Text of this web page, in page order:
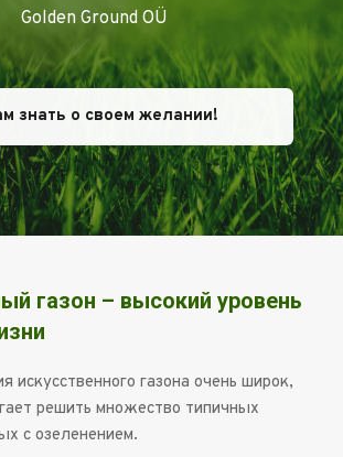
Golden Ground OÜ
знать о своем желании!
газон – высокий уровень
искусственного газона очень широк,
решить множество типичных
с озеленением.